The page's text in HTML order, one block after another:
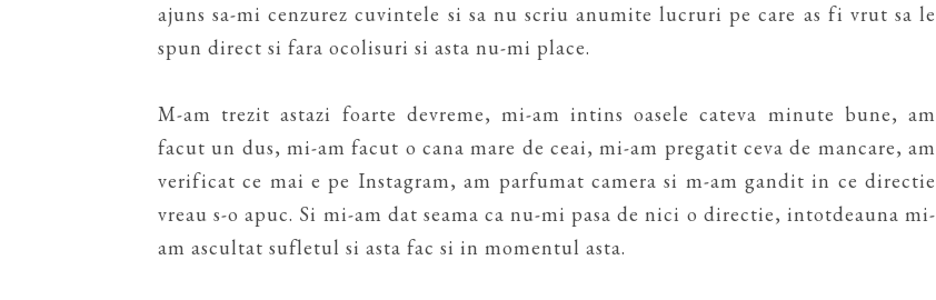
ajuns sa-mi cenzurez cuvintele si sa nu scriu anumite lucruri pe care as fi vrut sa le
spun direct si fara ocolisuri si asta nu-mi place.
M-am trezit astazi foarte devreme, mi-am intins oasele cateva minute bune, am
facut un dus, mi-am facut o cana mare de ceai, mi-am pregatit ceva de mancare, am
verificat ce mai e pe Instagram, am parfumat camera si m-am gandit in ce directie
vreau s-o apuc. Si mi-am dat seama ca nu-mi pasa de nici o directie, intotdeauna mi-
am ascultat sufletul si asta fac si in momentul asta.